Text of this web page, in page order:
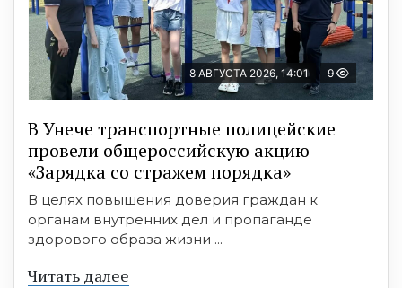
8 АВГУСТА 2026, 14:01 9
В Унече транспортные полицейские
провели общероссийскую акцию
«Зарядка со стражем порядка»
В целях повышения доверия граждан к
органам внутренних дел и пропаганде
здорового образа жизни ...
Читать далее